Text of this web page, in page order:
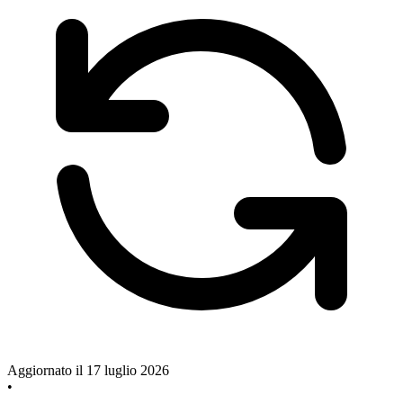
Aggiornato il 17 luglio 2026
•